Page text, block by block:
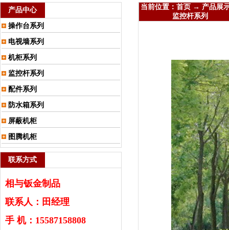
产品中心
操作台系列
电视墙系列
机柜系列
监控杆系列
配件系列
防水箱系列
屏蔽机柜
图腾机柜
联系方式
相与钣金制品
联系人：田经理
手 机：15587158808
当前位置：首页 → 产品展
监控杆系列